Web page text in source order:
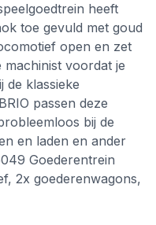
heeft
toe gevuld met goud
open en zet
voordat je
klassieke
passen deze
bij de
en laden en ander
Goederentrein
2x goederenwagons,